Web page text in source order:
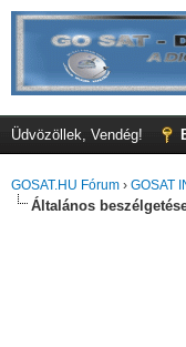
Üdvözöllek, Vendég!
GOSAT.HU Fórum › GOSAT
Általános